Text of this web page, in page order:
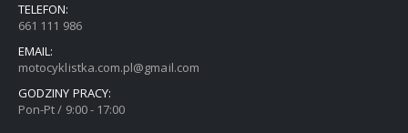
TELEFON:
661 111 986
EMAIL:
motocyklistka.com.pl@gmail.com
GODZINY PRACY:
Pon-Pt / 9:00 - 17:00